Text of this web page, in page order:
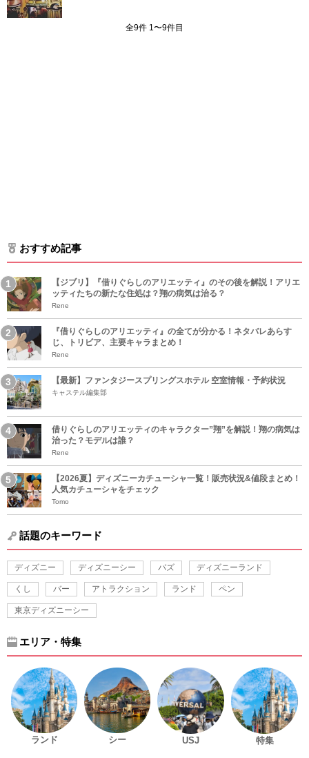
全9件 1〜9件目
おすすめ記事
【ジブリ】『借りぐらしのアリエッティ』のその後を解説！アリエ
ッティたちの新たな住処は？翔の病気は治る？
Rene
『借りぐらしのアリエッティ』の全てが分かる！ネタバレあらす
じ、トリビア、主要キャラまとめ！
Rene
【最新】ファンタジースプリングスホテル 空室情報・予約状況
キャステル編集部
借りぐらしのアリエッティのキャラクター”翔”を解説！翔の病気は
治った？モデルは誰？
Rene
【2026夏】ディズニーカチューシャ一覧！販売状況&値段まとめ！
人気カチューシャをチェック
Tomo
話題のキーワード
ディズニー ディズニーシー バズ ディズニーランド
くし バー アトラクション ランド ペン
東京ディズニーシー
エリア・特集
ランド シー USJ 特集